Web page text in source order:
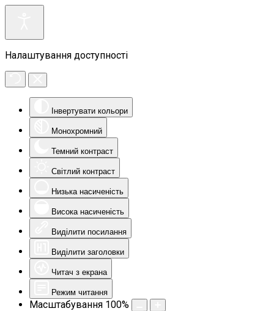
Налаштування доступності
Інвертувати кольори
Монохромний
Темний контраст
Світлий контраст
Низька насиченість
Висока насиченість
Виділити посилання
Виділити заголовки
Читач з екрана
Режим читання
Масштабування 100%